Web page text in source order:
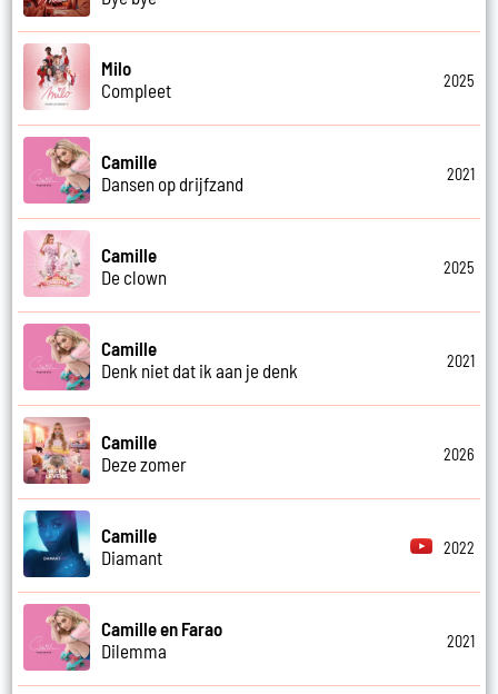
Milo
Compleet
2025
Camille
Dansen op drijfzand
2021
Camille
De clown
2025
Camille
Denk niet dat ik aan je denk
2021
Camille
Deze zomer
2026
Camille
Diamant
2022
Camille en Farao
Dilemma
2021